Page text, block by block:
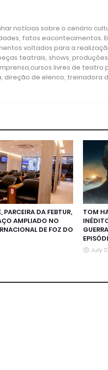
notícias sobre o cenário
fatos eacontecimentos.
voltados para a
teatrais, shows,
livres de teatro
de elenco, treinadora
DA FEBTUR,
AMPLIADO NO
DE FOZ DO
TOM
July